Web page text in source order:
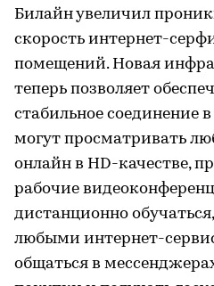
Билайн увеличил
скорость интернет-
помещений. Новая
теперь позволяет
стабильное соединение
могут просматривать
онлайн в HD-качестве,
рабочие
дистанционно
любыми интернет-
общаться в